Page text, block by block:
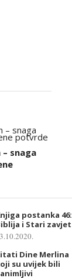
– snaga
postanka 46:
i Stari zavjet
Dine Merlina
su uvijek bili